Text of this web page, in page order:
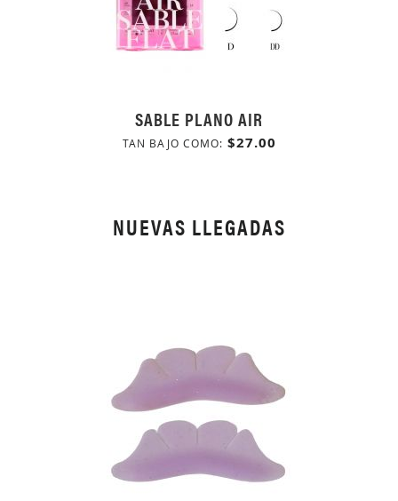
SABLE PLANO AIR
TAN BAJO COMO $27.00
NUEVAS LLEGADAS